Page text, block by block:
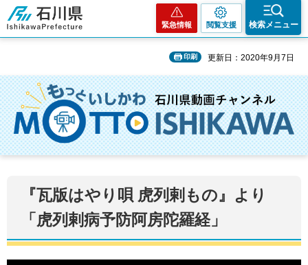
石川県
緊急情報 閲覧支援 検索メニュー
印刷 更新日：2020年9月7日
『瓦版はやり唄 虎列剌もの』より
「虎列剌病予防阿房陀羅経」